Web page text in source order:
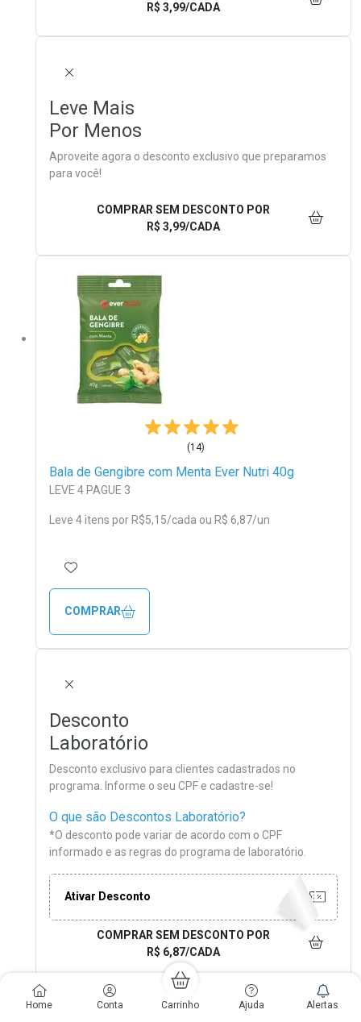
R$ 3,99/CADA
FECHAR
Leve Mais
Por Menos
Aproveite agora o desconto exclusivo que preparamos
para você!
COMPRAR SEM DESCONTO POR
R$ 3,99/CADA
(14)
Bala de Gengibre com Menta Ever Nutri 40g
LEVE 4 PAGUE 3
Leve 4 itens por R$5,15/cada ou R$ 6,87/un
ADICIONAR AOS FAVORITOS
COMPRAR
FECHAR
Desconto
Laboratório
Desconto exclusivo para clientes cadastrados no
programa. Informe o seu CPF e cadastre-se!
O que são Descontos Laboratório?
*O desconto pode variar de acordo com o CPF
informado e as regras do programa de laboratório.
Ativar Desconto
COMPRAR SEM DESCONTO POR
R$ 6,87/CADA
Home Conta Carrinho Ajuda Alertas